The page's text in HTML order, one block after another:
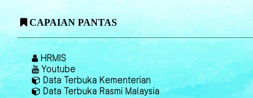
CAPAIAN PANTAS
HRMIS
Youtube
Data Terbuka Kementerian
Data Terbuka Rasmi Malaysia